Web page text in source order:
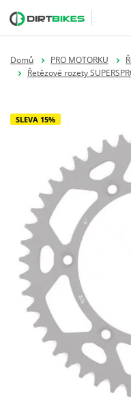
Domů PRO MOTORKU
Řetězové rozety
SLEVA 15%